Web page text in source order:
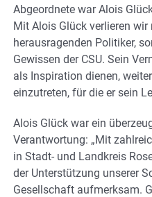
Abgeordnete war Alois
Mit Alois Glück verlieren wir
herausragenden Politiker,
Gewissen der CSU. Sein
als Inspiration dienen,
einzutreten, für die er sein
Alois Glück war ein
Verantwortung: „Mit
in Stadt- und Landkreis
der Unterstützung unserer
Gesellschaft aufmerksam.